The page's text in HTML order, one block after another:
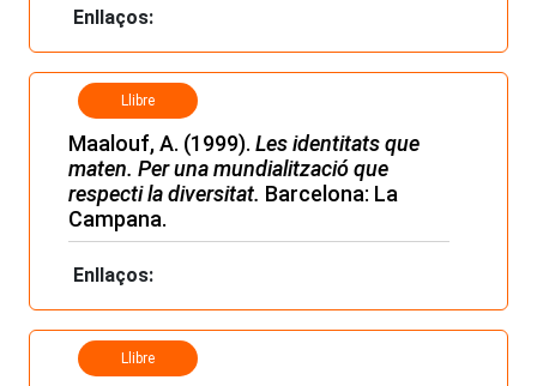
Enllaços:
Llibre
Maalouf, A. (1999). Les identitats que
maten. Per una mundialització que
respecti la diversitat. Barcelona: La
Campana.
Enllaços:
Llibre